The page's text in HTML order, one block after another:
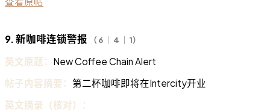
9. 新咖啡连锁警报 （ 6 ｜ 4 ｜ 1）
英文原题： New Coffee Chain Alert
帖子内容摘要： 第二杯咖啡即将在Intercity开业
英文摘录（核对）：